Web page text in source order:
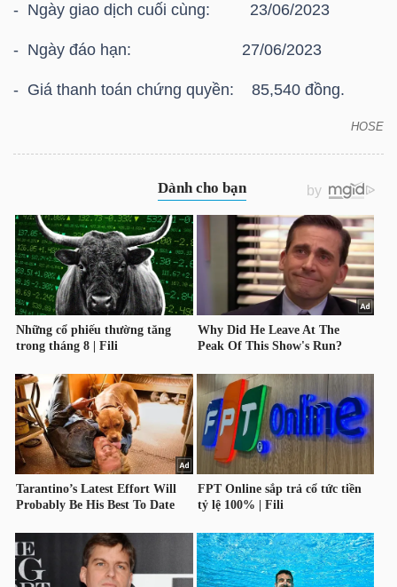
- Ngày giao dịch cuối cùng: 23/06/2023
- Ngày đáo hạn: 27/06/2023
- Giá thanh toán chứng quyền: 85,540 đồng.
HOSE
HÓA
KINH
GIỚI
ĐÔNG
DƯƠNG
TÀI
CHÍNH
CÁ
NHÂN
PHÂN